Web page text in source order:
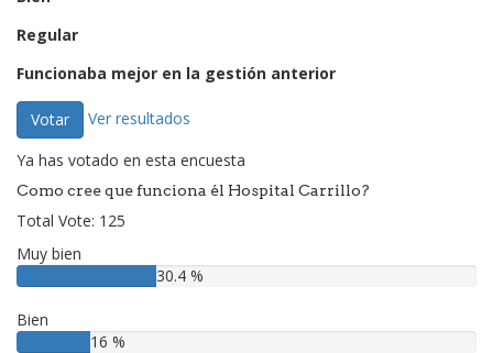
Regular
Funcionaba mejor en la gestión anterior
Votar Ver resultados
Ya has votado en esta encuesta
Como cree que funciona él Hospital Carrillo?
Total Vote: 125
Muy bien
30.4 %
Bien
16 %